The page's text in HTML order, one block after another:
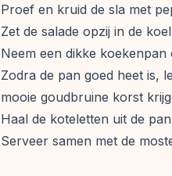
Proef en kruid de sla met
Zet de salade opzij in de
Neem een dikke
Zodra de pan goed heet is,
mooie goudbruine korst
Haal de koteletten uit de
Serveer samen met de